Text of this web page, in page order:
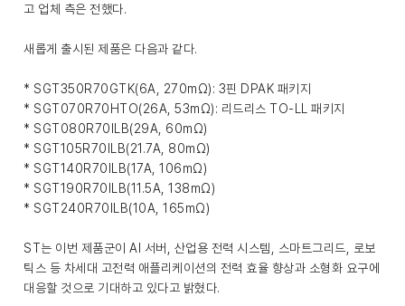
고 업체 측은 전했다.
새롭게 출시된 제품은 다음과 같다.
* SGT350R70GTK(6A, 270mΩ): 3핀 DPAK 패키지
* SGT070R70HTO(26A, 53mΩ): 리드리스 TO-LL 패키지
* SGT080R70ILB(29A, 60mΩ)
* SGT105R70ILB(21.7A, 80mΩ)
* SGT140R70ILB(17A, 106mΩ)
* SGT190R70ILB(11.5A, 138mΩ)
* SGT240R70ILB(10A, 165mΩ)
ST는 이번 제품군이 AI 서버, 산업용 전력 시스템, 스마트그리드, 로보
틱스 등 차세대 고전력 애플리케이션의 전력 효율 향상과 소형화 요구에
대응할 것으로 기대하고 있다고 밝혔다.